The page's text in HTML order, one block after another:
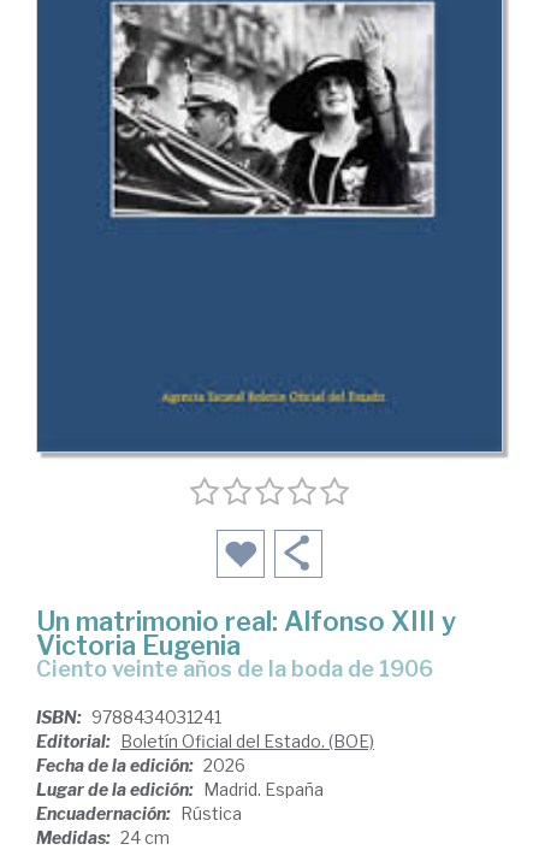
Un matrimonio real: Alfonso XIII y
Victoria Eugenia
Ciento veinte años de la boda de 1906
ISBN: 9788434031241
Editorial: Boletín Oficial del Estado. (BOE)
Fecha de la edición: 2026
Lugar de la edición: Madrid. España
Encuadernación: Rústica
Medidas: 24 cm